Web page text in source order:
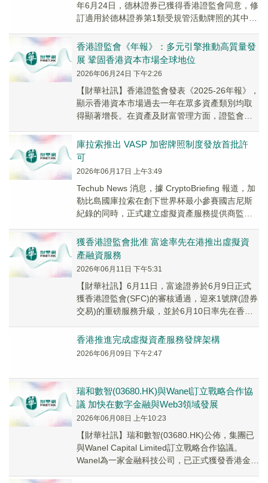
年6月24日，德林證券已獲得香港證監會同意，修
訂適用於德林證券第1類受規管活動牌照的其中一
香港證監會《年報》：多元引擎推動高質量發
展 鞏固香港資本市場全球地位
2026年06月24日 下午2:26
【財華社訊】香港證監會發表《2025-26年報》，
顯示香港資本市場過去一年在眾多資產類別均取
得顯著增長。在資產及財富管理方面，證監會認
庫拉索推出 VASP 加密牌照制度發放首批許
可
2026年06月17日 上午3:49
Techub News 消息，據 CryptoBriefing 報道，加
勒比島國庫拉索在創下世界杯最小參賽國吉尼斯
紀錄的同時，正式建立虛擬資產服務提供商監管
獲香港證監會批准 富途率先在港推出虛擬資
產融資服務
2026年06月11日 下午5:31
【財華社訊】6月11日，富途證券於6月9日正式
獲香港證監會(SFC)的審核通過，迎來1號牌(證券
交易)的重磅服務升級，並於6月10日率先在香港
香港推進完成虛擬資產服務發牌架構
2026年06月09日 下午2:47
瑞和數智(03680.HK)與Wanel訂立戰略合作協
議 加快在數字金融與Web3領域發展
2026年06月08日 上午10:23
​【財華社訊】瑞和數智(03680.HK)公佈，集團已
與Wanel Capital Limited訂立戰略合作協議。
Wanel為一家金融科技公司，已正式獲發香港金錢